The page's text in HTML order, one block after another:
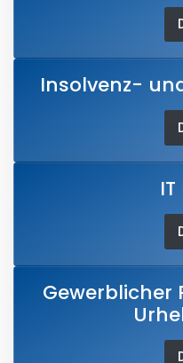
Insolvenz-
Gewerblicher